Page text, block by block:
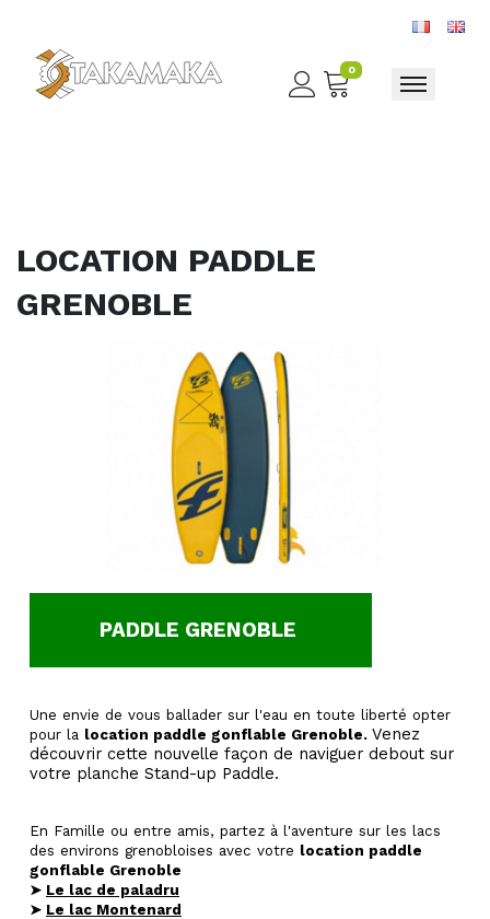
0
Toggle
LOCATION PADDLE
GRENOBLE
PADDLE GRENOBLE
Une envie de vous ballader sur l'eau en toute liberté opter
pour la location paddle gonflable Grenoble. Venez
découvrir cette nouvelle façon de naviguer debout sur
votre planche Stand-up Paddle.
En Famille ou entre amis, partez à l'aventure sur les lacs
des environs grenobloises avec votre location paddle
gonflable Grenoble
➤ Le lac de paladru
➤ Le lac Montenard